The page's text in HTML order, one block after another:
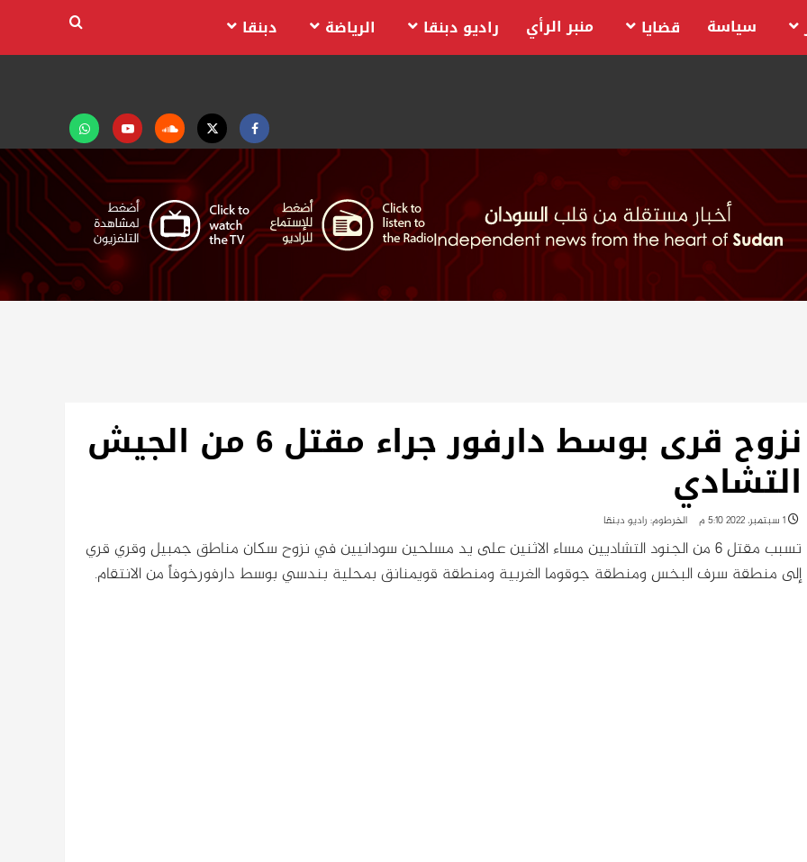
Facebook
Twitter
Soundcloud
Youtubeتابعنا
على
واتساب
سياسة قضايا منبر الرأي راديو دبنقا الرياضة دبنقا
نزوح قرى بوسط دارفور جراء مقتل 6 من الجيش
التشادي
1 سبتمبر، 2022 5:10 م الخرطوم: راديو دبنقا
تسبب مقتل 6 من الجنود التشاديين مساء الاثنين على يد مسلحين سودانيين في نزوح سكان مناطق جمبيل وقري قري
إلى منطقة سرف البخس ومنطقة جوقوما الغربية ومنطقة قويمنانق بمحلية بندسي بوسط دارفورخوفاً من الانتقام.